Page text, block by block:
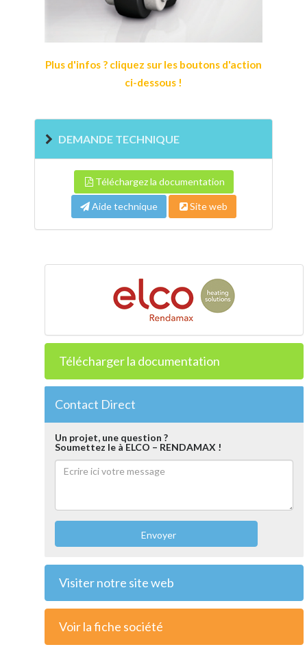
Plus d'infos ? cliquez sur les boutons d'action
ci-dessous !
DEMANDE TECHNIQUE
Téléchargez la documentation
Aide technique Site web
Télécharger la documentation
Contact Direct
Un projet, une question ?
Soumettez le à ELCO – RENDAMAX !
Envoyer
Visiter notre site web
Voir la fiche société